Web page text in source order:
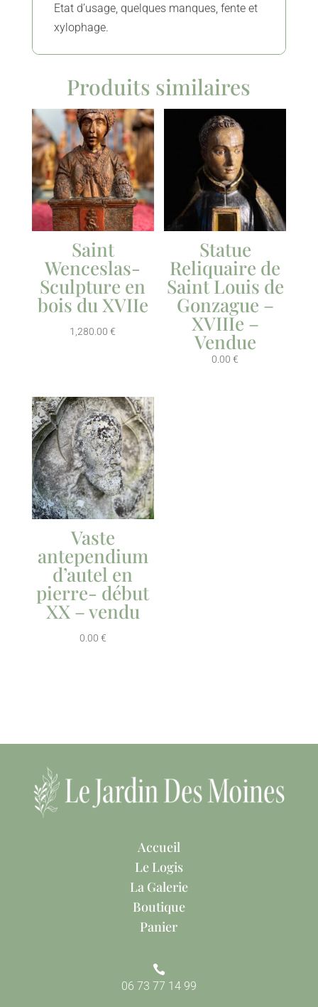
Etat d’usage, quelques manques, fente et
xylophage.
Produits similaires
Saint
Wenceslas-
Sculpture en
bois du XVIIe
1,280.00€
Statue
Reliquaire de
Saint Louis de
Gonzague –
XVIIIe –
Vendue
0.00€
Vaste
antependium
d’autel en
pierre- début
XX – vendu
0.00 €
Accueil
Le Logis
La Galerie
Boutique
Panier

06 73 77 14 99